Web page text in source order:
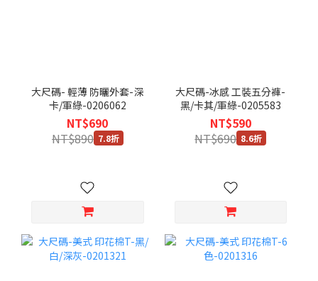
大尺碼- 輕薄 防曬外套-深
卡/軍綠-0206062
NT$690
NT$890 7.8折
大尺碼-冰感 工裝五分褲-
黑/卡其/軍綠-0205583
NT$590
NT$690 8.6折